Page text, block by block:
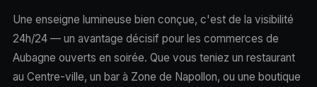
Une enseigne lumineuse bien conçue, c'est de la visibilité
24h/24 — un avantage décisif pour les commerces de
Aubagne ouverts en soirée. Que vous teniez un restaurant
au Centre-ville, un bar à Zone de Napollon, ou une boutique